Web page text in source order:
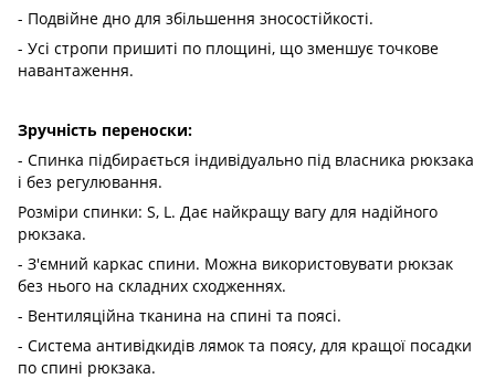
- Подвійне дно для збільшення зносостійкості.
- Усі стропи пришиті по площині, що зменшує точкове
навантаження.
Зручність переноски:
- Спинка підбирається індивідуально під власника рюкзака
і без регулювання.
Розміри спинки: S, L. Дає найкращу вагу для надійного
рюкзака.
- З'ємний каркас спини. Можна використовувати рюкзак
без нього на складних сходженнях.
- Вентиляційна тканина на спині та поясі.
- Система антивідкидів лямок та поясу, для кращої посадки
по спині рюкзака.